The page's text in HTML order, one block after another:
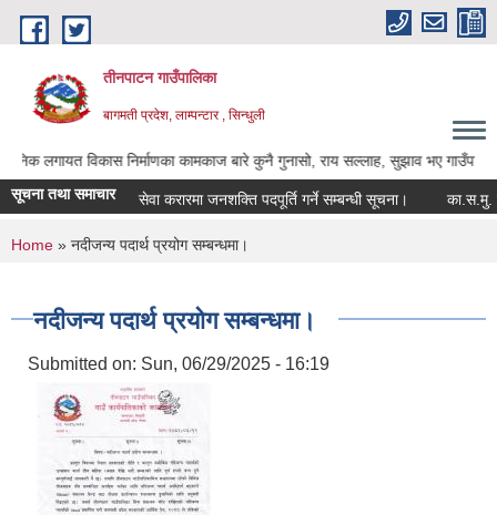
Skip to main content
तीनपाटन गाउँपालिका
बागमती प्रदेश, लाम्पन्टार , सिन्धुली
विकास निर्माणका कामकाज बारे कुनै गुनासो, राय सल्लाह, सुझाव भए
सूचना तथा समाचारसेवा करारमा जनशक्ति पदपूर्ति गर्ने सम्बन्धी सूचना। का.स.मु.
You are here
Home » नदीजन्य पदार्थ प्रयोग सम्बन्धमा।
नदीजन्य पदार्थ प्रयोग सम्बन्धमा।
Submitted on: Sun, 06/29/2025 - 16:19